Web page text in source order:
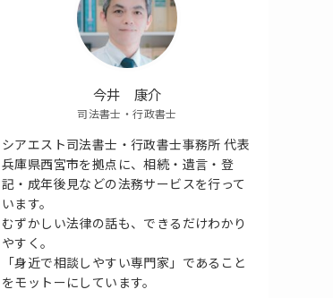
今井 康介
司法書士・行政書士
シアエスト司法書士・行政書士事務所 代表
兵庫県西宮市を拠点に、相続・遺言・登
記・成年後見などの法務サービスを行って
います。
むずかしい法律の話も、できるだけわかり
やすく。
「身近で相談しやすい専門家」であること
をモットーにしています。